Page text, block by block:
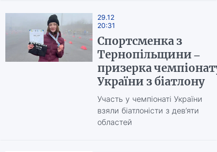
29.12
20:31
Спортсменка з
Тернопільщини –
призерка
України з біатлону
Участь у чемпіонаті України
взяли біатлоністи з дев’яти
областей